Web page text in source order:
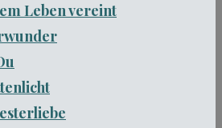
Leben vereint